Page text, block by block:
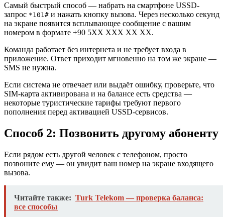
Самый быстрый способ — набрать на смартфоне USSD-
запрос *101# и нажать кнопку вызова. Через несколько секунд
на экране появится всплывающее сообщение с вашим
номером в формате +90 5XX XXX XX XX.
Команда работает без интернета и не требует входа в
приложение. Ответ приходит мгновенно на том же экране —
SMS не нужна.
Если система не отвечает или выдаёт ошибку, проверьте, что
SIM-карта активирована и на балансе есть средства —
некоторые туристические тарифы требуют первого
пополнения перед активацией USSD-сервисов.
Способ 2: Позвонить другому абоненту
Если рядом есть другой человек с телефоном, просто
позвоните ему — он увидит ваш номер на экране входящего
вызова.
Читайте также: Turk Telekom — проверка баланса:
все способы